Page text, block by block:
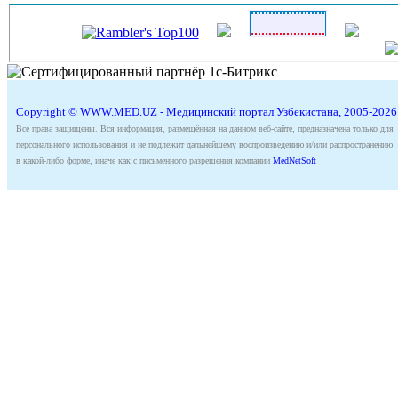
Copyright © WWW.MED.UZ - Медицинский портал Узбекистана, 2005-2026
Все права защищены. Вся информация, размещённая на данном веб-сайте, предназначена только для
персонального использования и не подлежит дальнейшему воспроизведению и/или распространению
в какой-либо форме, иначе как с письменного разрешения компании MedNetSoft